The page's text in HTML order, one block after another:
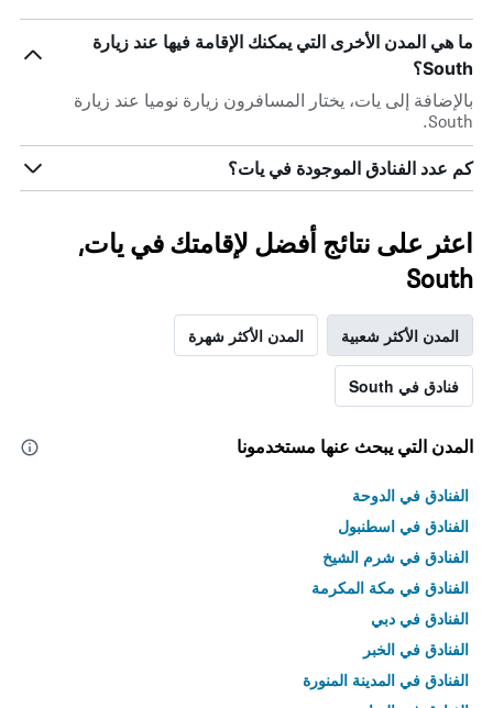
ما هي المدن الأخرى التي يمكنك الإقامة فيها عند زيارة
South؟
بالإضافة إلى يات، يختار المسافرون زيارة نوميا عند زيارة
South.
كم عدد الفنادق الموجودة في يات؟
اعثر على نتائج أفضل لإقامتك في يات,
South
المدن الأكثر شعبية المدن الأكثر شهرة
فنادق في South
المدن التي يبحث عنها مستخدمونا
الفنادق في الدوحة
الفنادق في اسطنبول
الفنادق في شرم الشيخ
الفنادق في مكة المكرمة
الفنادق في دبي
الفنادق في الخبر
الفنادق في المدينة المنورة